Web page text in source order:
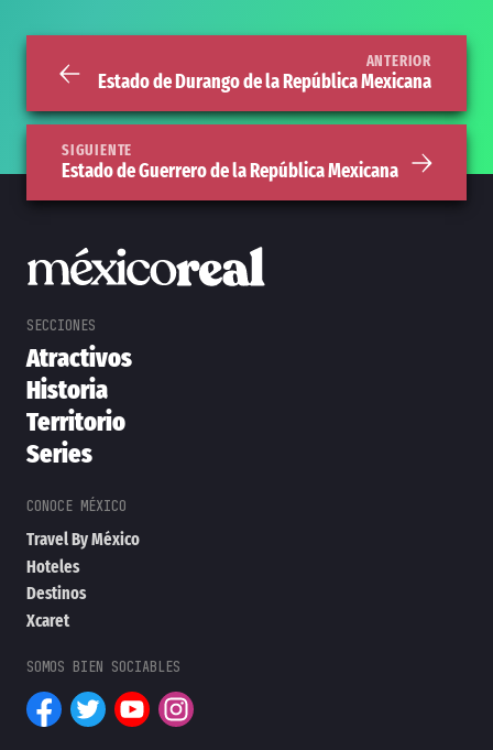
ANTERIOR
Estado de Durango de la República Mexicana
SIGUIENTE
Estado de Guerrero de la República Mexicana
Atractivos
Historia
Territorio
Series
Travel By México
Hoteles
Destinos
Xcaret